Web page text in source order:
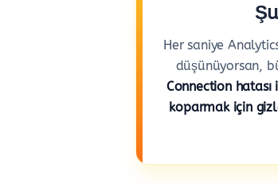
Her saniye
düşünüyorsan,
Connection
koparmak için